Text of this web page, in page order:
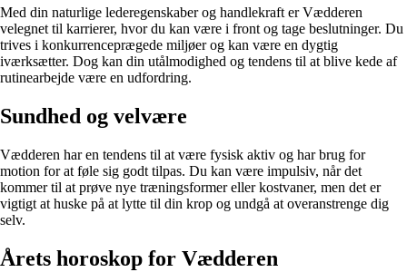
Med din naturlige lederegenskaber og handlekraft er Vædderen
velegnet til karrierer, hvor du kan være i front og tage beslutninger. Du
trives i konkurrenceprægede miljøer og kan være en dygtig
iværksætter. Dog kan din utålmodighed og tendens til at blive kede af
rutinearbejde være en udfordring.
Sundhed og velvære
Vædderen har en tendens til at være fysisk aktiv og har brug for
motion for at føle sig godt tilpas. Du kan være impulsiv, når det
kommer til at prøve nye træningsformer eller kostvaner, men det er
vigtigt at huske på at lytte til din krop og undgå at overanstrenge dig
selv.
Årets horoskop for Vædderen